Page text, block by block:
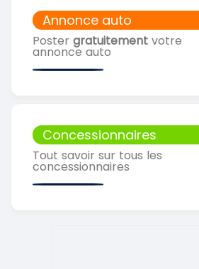
Annonce auto
Poster gratuitement votre
annonce auto
Concessionnaires
Tout savoir sur tous les
concessionnaires